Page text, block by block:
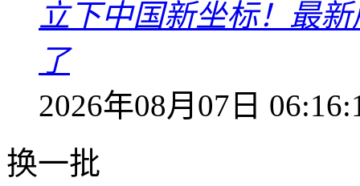
立下中国新坐标！最
了
2026年08月07日
换一批